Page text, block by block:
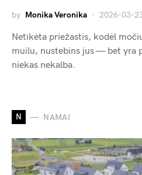
by Monika Veronika 2026-03-
Netikėta priežastis, kodėl
muilu, nustebins jus — bet yra
niekas nekalba.
N NAMAI